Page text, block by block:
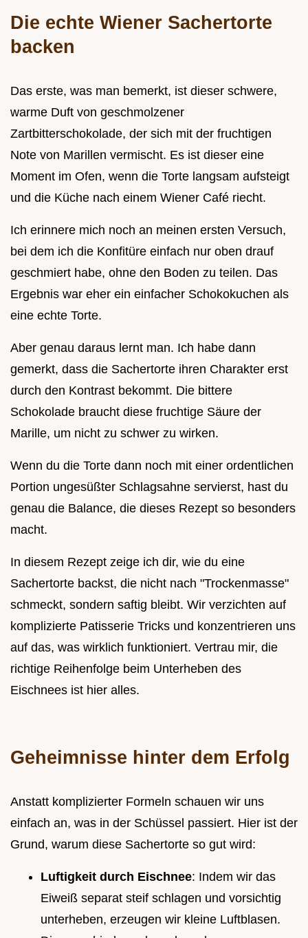
Die echte Wiener Sachertorte
backen
Das erste, was man bemerkt, ist dieser schwere,
warme Duft von geschmolzener
Zartbitterschokolade, der sich mit der fruchtigen
Note von Marillen vermischt. Es ist dieser eine
Moment im Ofen, wenn die Torte langsam aufsteigt
und die Küche nach einem Wiener Café riecht.
Ich erinnere mich noch an meinen ersten Versuch,
bei dem ich die Konfitüre einfach nur oben drauf
geschmiert habe, ohne den Boden zu teilen. Das
Ergebnis war eher ein einfacher Schokokuchen als
eine echte Torte.
Aber genau daraus lernt man. Ich habe dann
gemerkt, dass die Sachertorte ihren Charakter erst
durch den Kontrast bekommt. Die bittere
Schokolade braucht diese fruchtige Säure der
Marille, um nicht zu schwer zu wirken.
Wenn du die Torte dann noch mit einer ordentlichen
Portion ungesüßter Schlagsahne servierst, hast du
genau die Balance, die dieses Rezept so besonders
macht.
In diesem Rezept zeige ich dir, wie du eine
Sachertorte backst, die nicht nach "Trockenmasse"
schmeckt, sondern saftig bleibt. Wir verzichten auf
komplizierte Patisserie Tricks und konzentrieren uns
auf das, was wirklich funktioniert. Vertrau mir, die
richtige Reihenfolge beim Unterheben des
Eischnees ist hier alles.
Geheimnisse hinter dem Erfolg
Anstatt komplizierter Formeln schauen wir uns
einfach an, was in der Schüssel passiert. Hier ist der
Grund, warum diese Sachertorte so gut wird:
Luftigkeit durch Eischnee: Indem wir das
Eiweiß separat steif schlagen und vorsichtig
unterheben, erzeugen wir kleine Luftblasen.